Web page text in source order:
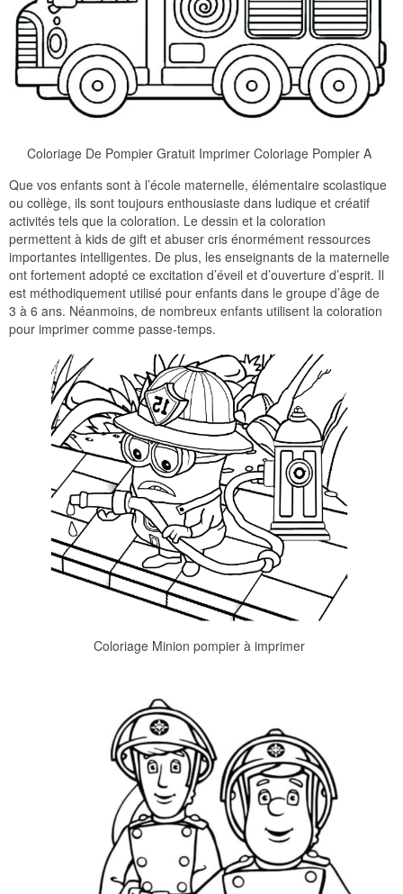
Coloriage De Pompier Gratuit Imprimer Coloriage Pompier A
Que vos enfants sont à l’école maternelle, élémentaire scolastique
ou collège, ils sont toujours enthousiaste dans ludique et créatif
activités tels que la coloration. Le dessin et la coloration
permettent à kids de gift et abuser cris énormément ressources
importantes intelligentes. De plus, les enseignants de la maternelle
ont fortement adopté ce excitation d’éveil et d’ouverture d’esprit. Il
est méthodiquement utilisé pour enfants dans le groupe d’âge de
3 à 6 ans. Néanmoins, de nombreux enfants utilisent la coloration
pour imprimer comme passe-temps.
Coloriage Minion pompier à imprimer